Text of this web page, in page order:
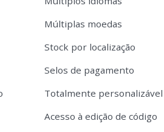
Múltiplas moedas
Stock por localização
Selos de pagamento
Totalmente personalizável
Acesso à edição de código